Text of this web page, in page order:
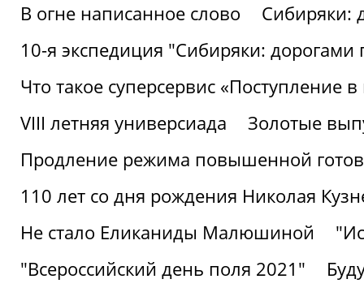
В огне написанное слово
Сибиряки:
10-я экспедиция "Сибиряки: дорогами
Что такое суперсервис «Поступление
VIII летняя универсиада
Золотые
Продление режима повышенной
110 лет со дня рождения Николая
Не стало Еликаниды Малюшиной
"Всероссийский день поля 2021"